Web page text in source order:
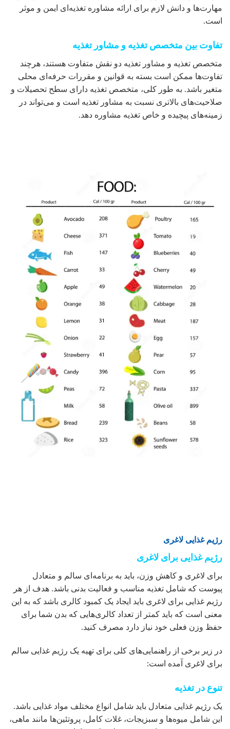
مهارت‌ها و دانش لازم برای ارائه مشاوره تغذیه‌ای ایمن و موثر
است.
تفاوت بین متخصص تغذیه و مشاور تغذیه
متخصص تغذیه و مشاور تغذیه دو نقش متفاوت هستند، هرچند
تفاوت‌ها ممکن است بسته به قوانین و مقررات حرفه‌ای محلی
متغیر باشد. به طور کلی، متخصص تغذیه دارای سطح تحصیلات و
صلاحیت‌های بالاتری نسبت به مشاور تغذیه است و می‌تواند در
زمینه‌های پیچیده و خاص تغذیه مشاوره دهد.
رژیم غذایی لاغری
رژیم غذایی برای لاغری
برای لاغری و کاهش وزن، باید به برنامه‌ای سالم و متعادل
پیوست که شامل تغذیه مناسب و فعالیت بدنی باشد. هدف از هر
رژیم غذایی برای لاغری باید ایجاد یک کمبود کالری باشد که به این
معنی است که باید کمتر از تعداد کالری‌هایی که بدن شما برای
حفظ وزن فعلی خود نیاز دارد مصرف کنید.
در زیر برخی از راهنمایی‌های کلی برای تهیه یک رژیم غذایی سالم
برای لاغری آمده است:
تنوع در تغذیه
یک رژیم غذایی متعادل باید شامل انواع مختلف مواد غذایی باشد.
این شامل میوه‌ها و سبزیجات، غلات کامل، پروتئین‌ها مانند ماهی،